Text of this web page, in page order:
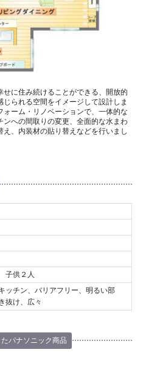
せに住み続けることができる、開放的
られる空間をイメージして設計しま
ォーム・リノベーションで、一体的な
ンへの間取りの変更、全面的な水まわ
え、内装材の貼り替えなどを行いまし
子供２人
ッチン、バリアフリー、明るい部
抜け、広々
パナソニック商品